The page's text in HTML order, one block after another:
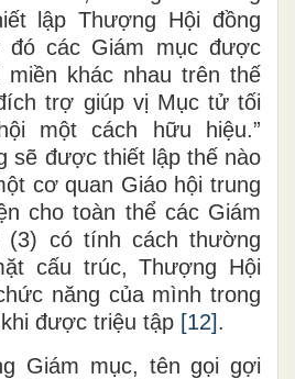
lập Thượng Hội đồng
đó các Giám mục được
khác nhau trên thế
trợ giúp vị Mục tử tối
một cách hữu hiệu.”
sẽ được thiết lập thế nào
cơ quan Giáo hội trung
cho toàn thể các Giám
(3) có tính cách thường
cấu trúc, Thượng Hội
năng của mình trong
được triệu tập [12].
Giám mục, tên gọi gợi